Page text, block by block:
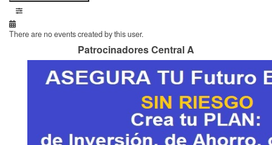
There are no events created by this user.
Patrocinadores Central A